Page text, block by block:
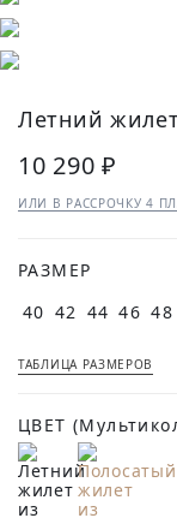
Летний
10 290 ₽
ИЛИ В РАССРОЧКУ 4
РАЗМЕР
40 42 44 46 48
ТАБЛИЦА РАЗМЕРОВ
ЦВЕТ